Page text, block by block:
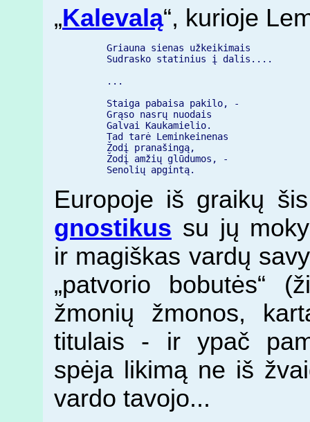
„Kalevalą“, kurioje
           Griauna sienas užkeikimais
           Sudrasko statinius į dalis....
           ...
           Staiga pabaisa pakilo, -
           Grąso nasrų nuodais
           Galvai Kaukamielio.
           Tad tarė Leminkeinenas
           Žodį pranašingą,
           Žodį amžių glūdumos, -
           Senolių apgintą.
Europoje iš graikų
gnostikus su jų
ir magiškas vardų
„patvorio bobutės“
žmonių žmonos,
titulais - ir ypač
spėja likimą ne iš
vardo tavojo...